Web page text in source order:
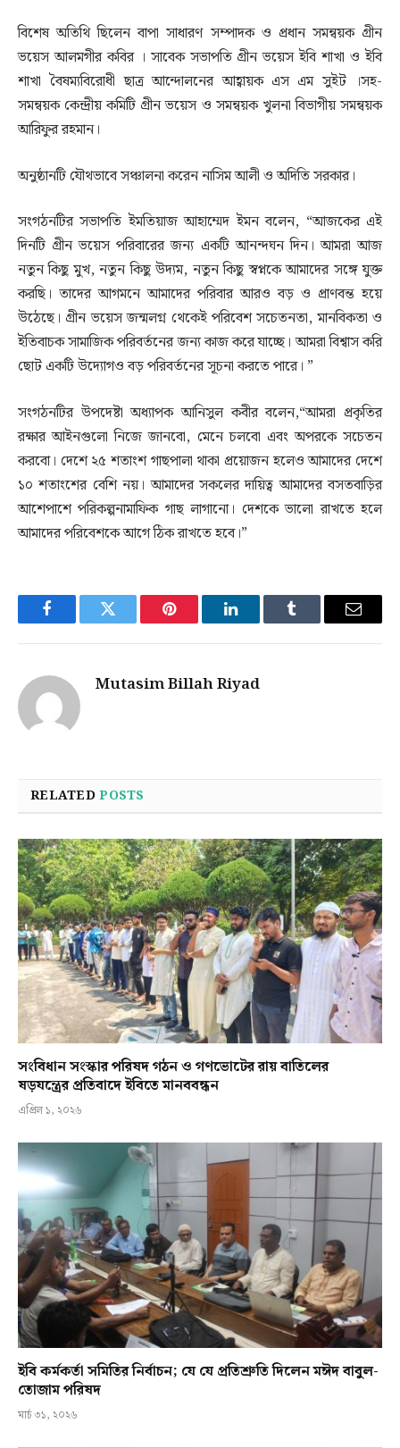
বিশেষ অতিথি ছিলেন বাপা সাধারণ সম্পাদক ও প্রধান সমন্বয়ক গ্রীন
ভয়েস আলমগীর কবির । সাবেক সভাপতি গ্রীন ভয়েস ইবি শাখা ও ইবি
শাখা বৈষম্যবিরোধী ছাত্র আন্দোলনের আহ্বায়ক এস এম সুইট ।সহ-
সমন্বয়ক কেন্দ্রীয় কমিটি গ্রীন ভয়েস ও সমন্বয়ক খুলনা বিভাগীয় সমন্বয়ক
আরিফুর রহমান।
অনুষ্ঠানটি যৌথভাবে সঞ্চালনা করেন নাসিম আলী ও অদিতি সরকার।
সংগঠনটির সভাপতি ইমতিয়াজ আহাম্মেদ ইমন বলেন, “আজকের এই
দিনটি গ্রীন ভয়েস পরিবারের জন্য একটি আনন্দঘন দিন। আমরা আজ
নতুন কিছু মুখ, নতুন কিছু উদ্যম, নতুন কিছু স্বপ্নকে আমাদের সঙ্গে যুক্ত
করছি। তাদের আগমনে আমাদের পরিবার আরও বড় ও প্রাণবন্ত হয়ে
উঠেছে। গ্রীন ভয়েস জন্মলগ্ন থেকেই পরিবেশ সচেতনতা, মানবিকতা ও
ইতিবাচক সামাজিক পরিবর্তনের জন্য কাজ করে যাচ্ছে। আমরা বিশ্বাস করি
ছোট একটি উদ্যোগও বড় পরিবর্তনের সূচনা করতে পারে। ”
সংগঠনটির উপদেষ্টা অধ্যাপক আনিসুল কবীর বলেন,“আমরা প্রকৃতির
রক্ষার আইনগুলো নিজে জানবো, মেনে চলবো এবং অপরকে সচেতন
করবো। দেশে ২৫ শতাংশ গাছপালা থাকা প্রয়োজন হলেও আমাদের দেশে
১০ শতাংশের বেশি নয়। আমাদের সকলের দায়িত্ব আমাদের বসতবাড়ির
আশেপাশে পরিকল্পনামাফিক গাছ লাগানো। দেশকে ভালো রাখতে হলে
আমাদের পরিবেশকে আগে ঠিক রাখতে হবে।”
FacebookTwitter Pinterest LinkedInTumblr Email
Mutasim Billah Riyad
RELATEDPOSTS
সংবিধান সংস্কার পরিষদ গঠন ও গণভোটের রায় বাতিলের
ষড়যন্ত্রের প্রতিবাদে ইবিতে মানববন্ধন
এপ্রিল ১, ২০২৬
ইবি কর্মকর্তা সমিতির নির্বাচন; যে যে প্রতিশ্রুতি দিলেন মঈদ বাবুল-
তোজাম পরিষদ
মার্চ ৩১, ২০২৬